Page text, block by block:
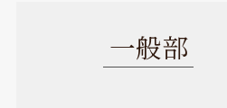
一般部